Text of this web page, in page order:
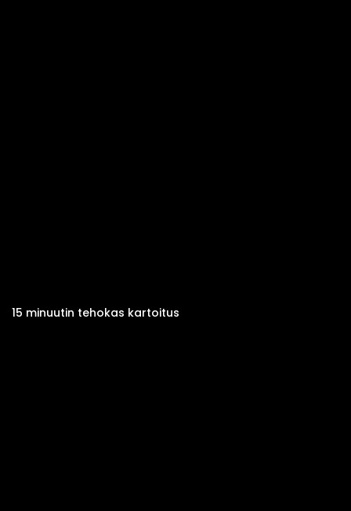
15 minuutin tehokas kartoitus